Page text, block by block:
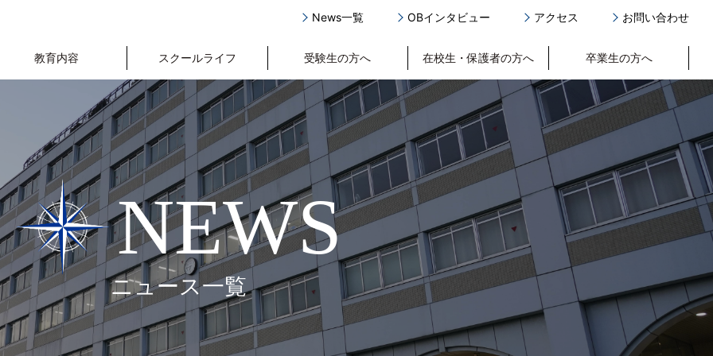
News一覧 OBインタビュー アクセス お問い合わせ
教育内容 スクールライフ 受験生の方へ 在校生・保護者の方へ 卒業生の方へ
NEWS
ニュース一覧